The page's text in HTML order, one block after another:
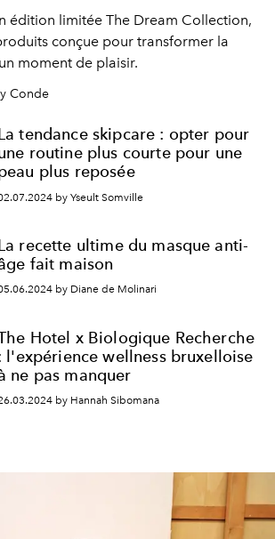
édition limitée The Dream Collection,
conçue pour transformer la
moment de plaisir.
Conde
tendance skipcare : opter pour
routine plus courte pour une
plus reposée
by Yseult Somville
recette ultime du masque anti-
fait maison
by Diane de Molinari
Hotel x Biologique Recherche
l'expérience wellness bruxelloise
ne pas manquer
by Hannah Sibomana